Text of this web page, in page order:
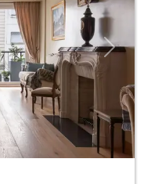
Next